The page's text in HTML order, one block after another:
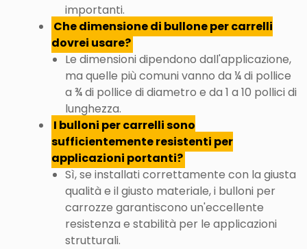
importanti.
Che dimensione di bullone per carrelli
dovrei usare?
Le dimensioni dipendono dall'applicazione,
ma quelle più comuni vanno da ¼ di pollice
a ¾ di pollice di diametro e da 1 a 10 pollici di
lunghezza.
I bulloni per carrelli sono
sufficientemente resistenti per
applicazioni portanti?
Sì, se installati correttamente con la giusta
qualità e il giusto materiale, i bulloni per
carrozze garantiscono un'eccellente
resistenza e stabilità per le applicazioni
strutturali.